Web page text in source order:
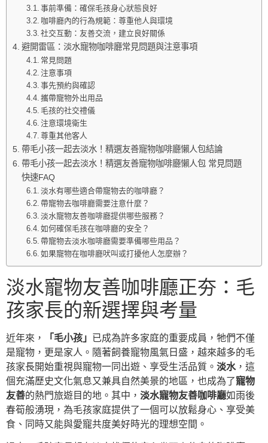
事前準備：確保毛孩身心狀態良好
咖啡廳內的行為規範：尊重他人與環境
社交互動：友善交流，建立良好關係
避開雷區：淡水寵物咖啡廳常見問題與注意事項
常見問題
注意事項
事先預約與確認
攜帶寵物外出用品
毛孩的社交禮儀
注意環境衛生
尊重其他客人
帶毛小孩一起去淡水！精選友善寵物咖啡廳懶人包結論
帶毛小孩一起去淡水！精選友善寵物咖啡廳懶人包 常見問題
快速FAQ
淡水有哪些適合帶寵物去的咖啡廳？
帶寵物去咖啡廳需要注意什麼？
淡水寵物友善咖啡廳提供哪些服務？
如何確保毛孩在咖啡廳的安全？
帶寵物去淡水咖啡廳需要準備哪些用品？
如果寵物在咖啡廳吠叫或打擾他人怎麼辦？
淡水寵物友善咖啡廳正夯：毛
孩家長的新選擇與考量
近年來， 「毛小孩」
已成為許多家庭的重要成員，牠們不僅
是寵物，更是家人。隨著飼養寵物風氣日盛，越來越多的毛
孩家長開始重視與寵物一同出遊、享受生活品質。 淡水，這
個充滿歷史文化氣息又兼具自然美景的地區，也成為了寵物
友善的熱門旅遊目的地。其中， 淡水寵物友善咖啡廳如雨後
春筍般湧現，為毛孩家庭提供了一個可以放鬆身心、享受美
食、同時又能與愛寵共度美好時光的理想空間。